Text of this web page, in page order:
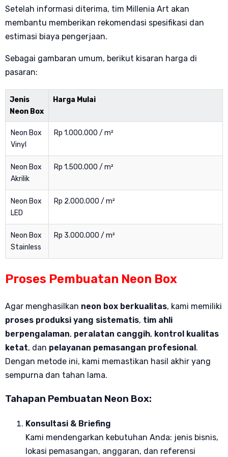
Setelah informasi diterima, tim Millenia Art akan
membantu memberikan rekomendasi spesifikasi dan
estimasi biaya pengerjaan.
Sebagai gambaran umum, berikut kisaran harga di
pasaran:
Jenis
Neon Box
Harga Mulai
Neon Box
Vinyl
Rp 1.000.000 / m²
Neon Box
Akrilik
Rp 1.500.000 / m²
Neon Box
LED
Rp 2.000.000 / m²
Neon Box
Stainless
Rp 3.000.000 / m²
Proses Pembuatan Neon Box
Agar menghasilkan neon box berkualitas, kami memiliki
proses produksi yang sistematis, tim ahli
berpengalaman, peralatan canggih, kontrol kualitas
ketat, dan pelayanan pemasangan profesional.
Dengan metode ini, kami memastikan hasil akhir yang
sempurna dan tahan lama.
Tahapan Pembuatan Neon Box:
Konsultasi & Briefing
Kami mendengarkan kebutuhan Anda: jenis bisnis,
lokasi pemasangan, anggaran, dan referensi